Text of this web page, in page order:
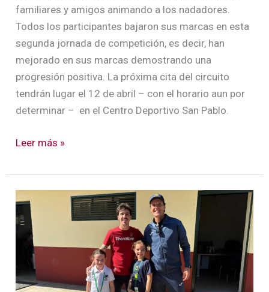
familiares y amigos animando a los nadadores.
Todos los participantes bajaron sus marcas en esta
segunda jornada de competición, es decir, han
mejorado en sus marcas demostrando una
progresión positiva. La próxima cita del circuito
tendrán lugar el 12 de abril – con el horario aun por
determinar – en el Centro Deportivo San Pablo.
Leer más »
Los
jóvenes
tenistas
SADUS
continúan